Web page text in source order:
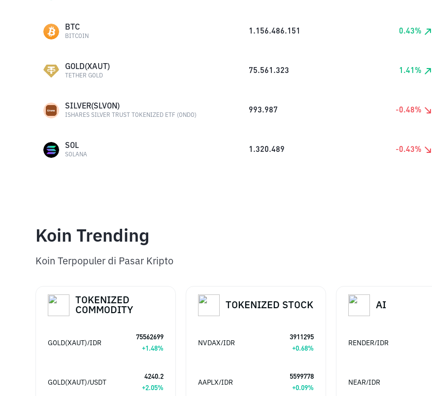
BTC
BITCOIN
1.156.486.151 0.43%
GOLD(XAUT)
TETHER GOLD
75.561.323 1.41 %
SILVER(SLVON)
ISHARES SILVER TRUST TOKENIZED ETF (ONDO)
993.987 -0.48%
SOL
SOLANA
1.320.489 -0.43%
Koin Trending
Koin Terpopuler di Pasar Kripto
TOKENIZED
COMMODITY
GOLD(XAUT)/IDR
75562699
+1.48%
GOLD(XAUT)/USDT
4240.2
+2.05%
TOKENIZED STOCK
NVDAX/IDR
3911295
+0.68%
AAPLX/IDR
5599778
+0.09%
AI
RENDER/IDR
NEAR/IDR